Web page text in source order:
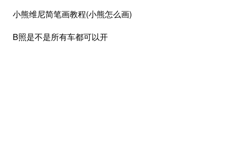
小熊维尼简笔画教程(小熊怎么画)
B照是不是所有车都可以开